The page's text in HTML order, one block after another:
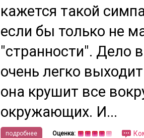
кажется такой
если бы только не
"странности". Дело
очень легко
она крушит все
окружающих. И...
подробнее Оценка: